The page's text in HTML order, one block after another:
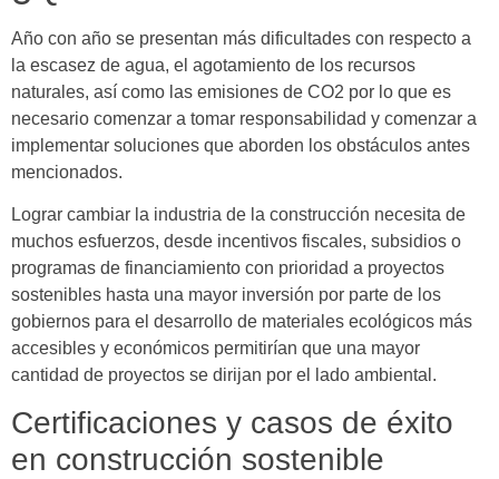
Año con año se presentan más dificultades con respecto a
la escasez de agua, el agotamiento de los recursos
naturales, así como las emisiones de CO2 por lo que es
necesario comenzar a tomar responsabilidad y comenzar a
implementar soluciones que aborden los obstáculos antes
mencionados.
Lograr cambiar la industria de la construcción necesita de
muchos esfuerzos, desde incentivos fiscales, subsidios o
programas de financiamiento con prioridad a proyectos
sostenibles hasta una mayor inversión por parte de los
gobiernos para el desarrollo de materiales ecológicos más
accesibles y económicos permitirían que una mayor
cantidad de proyectos se dirijan por el lado ambiental.
Certificaciones y casos de éxito
en construcción sostenible